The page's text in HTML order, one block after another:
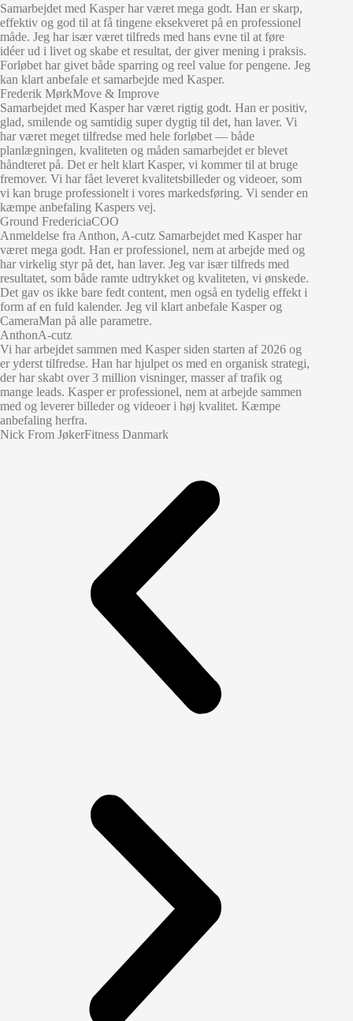
Samarbejdet med Kasper har været mega godt. Han er skarp,
effektiv og god til at få tingene eksekveret på en professionel
måde. Jeg har især været tilfreds med hans evne til at føre
idéer ud i livet og skabe et resultat, der giver mening i praksis.
Forløbet har givet både sparring og reel value for pengene. Jeg
kan klart anbefale et samarbejde med Kasper.
Frederik MørkMove & Improve
Samarbejdet med Kasper har været rigtig godt. Han er positiv,
glad, smilende og samtidig super dygtig til det, han laver. Vi
har været meget tilfredse med hele forløbet — både
planlægningen, kvaliteten og måden samarbejdet er blevet
håndteret på. Det er helt klart Kasper, vi kommer til at bruge
fremover. Vi har fået leveret kvalitetsbilleder og videoer, som
vi kan bruge professionelt i vores markedsføring. Vi sender en
kæmpe anbefaling Kaspers vej.
Ground FredericiaCOO
Anmeldelse fra Anthon, A-cutz Samarbejdet med Kasper har
været mega godt. Han er professionel, nem at arbejde med og
har virkelig styr på det, han laver. Jeg var især tilfreds med
resultatet, som både ramte udtrykket og kvaliteten, vi ønskede.
Det gav os ikke bare fedt content, men også en tydelig effekt i
form af en fuld kalender. Jeg vil klart anbefale Kasper og
CameraMan på alle parametre.
AnthonA-cutz
Vi har arbejdet sammen med Kasper siden starten af 2026 og
er yderst tilfredse. Han har hjulpet os med en organisk strategi,
der har skabt over 3 million visninger, masser af trafik og
mange leads. Kasper er professionel, nem at arbejde sammen
med og leverer billeder og videoer i høj kvalitet. Kæmpe
anbefaling herfra.
Nick From JøkerFitness Danmark